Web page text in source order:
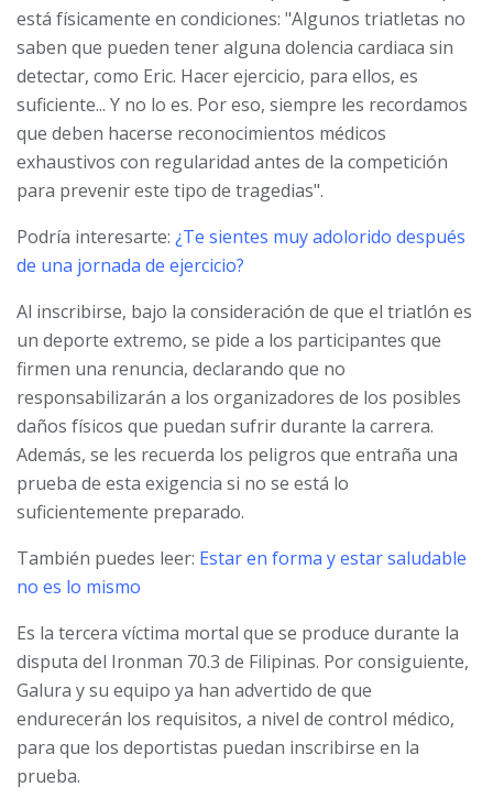
está físicamente en condiciones: "Algunos triatletas no
saben que pueden tener alguna dolencia cardiaca sin
detectar, como Eric. Hacer ejercicio, para ellos, es
suficiente... Y no lo es. Por eso, siempre les recordamos
que deben hacerse reconocimientos médicos
exhaustivos con regularidad antes de la competición
para prevenir este tipo de tragedias".
Podría interesarte: ¿Te sientes muy adolorido después
de una jornada de ejercicio?
Al inscribirse, bajo la consideración de que el triatlón es
un deporte extremo, se pide a los participantes que
firmen una renuncia, declarando que no
responsabilizarán a los organizadores de los posibles
daños físicos que puedan sufrir durante la carrera.
Además, se les recuerda los peligros que entraña una
prueba de esta exigencia si no se está lo
suficientemente preparado.
También puedes leer: Estar en forma y estar saludable
no es lo mismo
Es la tercera víctima mortal que se produce durante la
disputa del Ironman 70.3 de Filipinas. Por consiguiente,
Galura y su equipo ya han advertido de que
endurecerán los requisitos, a nivel de control médico,
para que los deportistas puedan inscribirse en la
prueba.